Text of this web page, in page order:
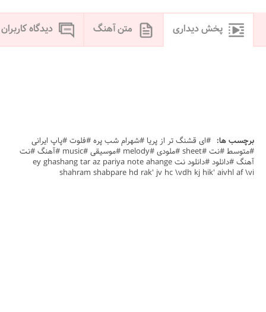
پخش دیداری متن آهنگ دیدگاه کاربران
برچسب ها: #ای قشنگ تر از پریا #شهرام شب پره #فلوت #پاپ ایرانی
#متوسط #نت #sheet #ملودی #melody #موسیقی #music #آهنگ #نت
آهنگ #دانلود #دانلود نت ey ghashang tar az pariya note ahange
shahram shabpare hd rak' jv hc \vdh kj hik' aivhl af \vi